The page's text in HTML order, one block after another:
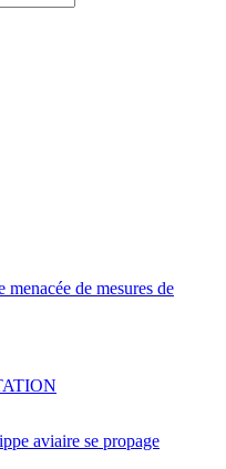
de mesures de
aviaire se propage